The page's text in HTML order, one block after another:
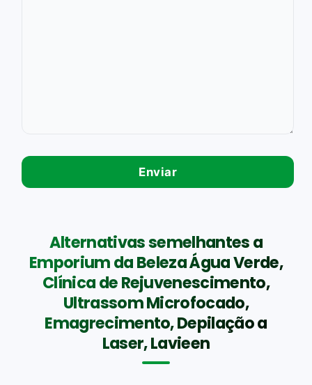
Alternativas semelhantes a
Emporium da Beleza Água Verde,
Clínica de Rejuvenescimento,
Ultrassom Microfocado,
Emagrecimento, Depilação a
Laser, Lavieen